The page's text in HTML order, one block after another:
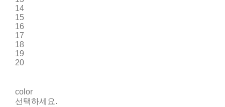
14
15
16
17
18
19
20
color
선택하세요.